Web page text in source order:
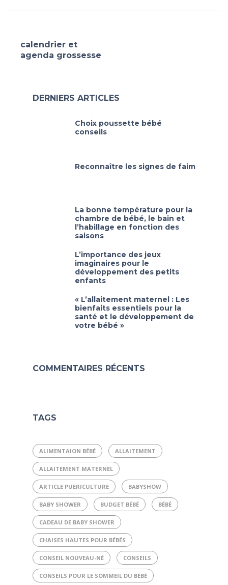
calendrier et
agenda grossesse
DERNIERS ARTICLES
Choix poussette bébé
conseils
Reconnaître les signes de faim
La bonne température pour la
chambre de bébé, le bain et
l’habillage en fonction des
saisons
L’importance des jeux
imaginaires pour le
développement des petits
enfants
« L’allaitement maternel : Les
bienfaits essentiels pour la
santé et le développement de
votre bébé »
COMMENTAIRES RÉCENTS
TAGS
ALIMENTAION BÉBÉ ALLAITEMENT
ALLAITEMENT MATERNEL
ARTICLE PUERICULTURE BABYSHOW
BABY SHOWER BUDGET BÉBÉ BÉBÉ
CADEAU DE BABY SHOWER
CHAISES HAUTES POUR BÉBÉS
CONSEIL NOUVEAU-NÉ CONSEILS
CONSEILS POUR LE SOMMEIL DU BÉBÉ